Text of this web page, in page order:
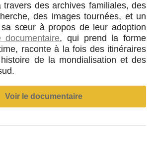
travers des archives familiales, des
des images tournées, et un
sa sœur à propos de leur adoption
documentaire, qui prend la forme
raconte à la fois des itinéraires
de la mondialisation et des
Voir le documentaire